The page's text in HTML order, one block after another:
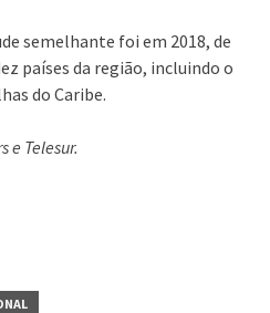
semelhante foi em 2018, de
países da região, incluindo o
do Caribe.
e Telesur.